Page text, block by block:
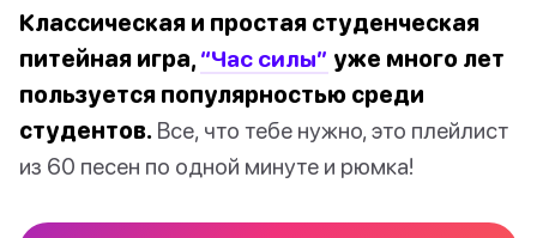
Классическая и простая студенческая
питейная игра, “Час силы” уже много лет
пользуется популярностью среди
студентов. Все, что тебе нужно, это плейлист
из 60 песен по одной минуте и рюмка!